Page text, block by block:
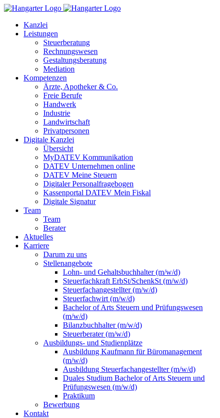
Kanzlei
Leistungen
Steuerberatung
Rechnungswesen
Gestaltungsberatung
Mediation
Kompetenzen
Ärzte, Apotheker & Co.
Freie Berufe
Handwerk
Industrie
Landwirtschaft
Privatpersonen
Digitale Kanzlei
Übersicht
MyDATEV Kommunikation
DATEV Unternehmen online
DATEV Meine Steuern
Digitaler Personalfragebogen
Kassenportal DATEV Mein Fiskal
Digitale Signatur
Team
Team
Berater
Aktuelles
Karriere
Darum zu uns
Stellenangebote
Lohn- und Gehaltsbuchhalter (m/w/d)
Steuerfachkraft ErbSt/SchenkSt (m/w/d)
Steuerfachangestellter (m/w/d)
Steuerfachwirt (m/w/d)
Bachelor of Arts Steuern und Prüfungswesen
(m/w/d)
Bilanzbuchhalter (m/w/d)
Steuerberater (m/w/d)
Ausbildungs- und Studienplätze
Ausbildung Kaufmann für Büromanagement
(m/w/d)
Ausbildung Steuerfachangestellter (m/w/d)
Duales Studium Bachelor of Arts Steuern und
Prüfungswesen (m/w/d)
Praktikum
Bewerbung
Kontakt